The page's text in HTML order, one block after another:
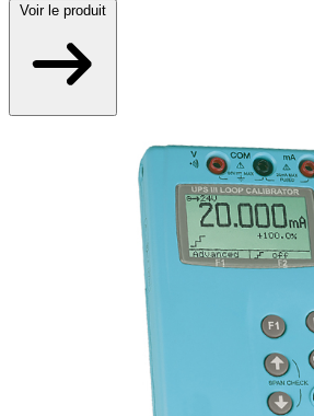
Voir le produit